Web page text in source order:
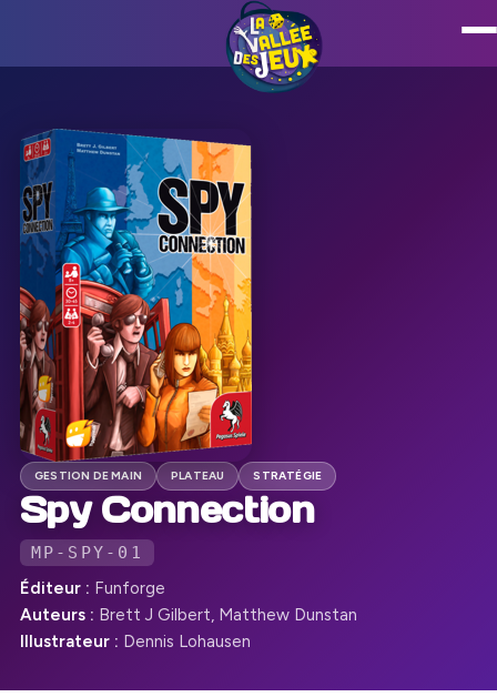
GESTION DE MAIN PLATEAU STRATÉGIE
Spy Connection
MP-SPY-01
Éditeur : Funforge
Auteurs : Brett J Gilbert, Matthew Dunstan
Illustrateur : Dennis Lohausen